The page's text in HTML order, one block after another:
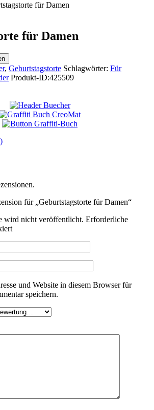
für Damen
für Damen
, Geburtstagstorte Schlagwörter: Für
Produkt-ID:425509
für „Geburtstagstorte für Damen“
wird nicht veröffentlicht. Erforderliche
und Website in diesem Browser für
speichern.